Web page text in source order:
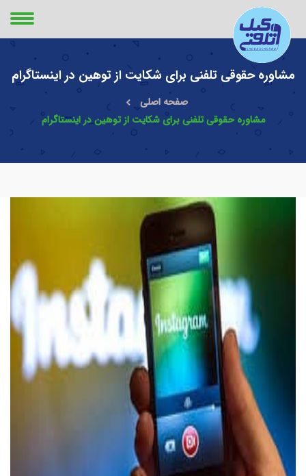
مشاوره حقوقی تلفنی برای شکایت از توهین در اینستاگرام
صفحه اصلی
مشاوره حقوقی تلفنی برای شکایت از توهین در اینستاگرام